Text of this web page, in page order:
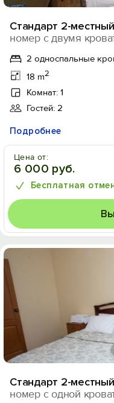
Стандарт 2-
номер с двумя
2 односпальные
18 m2
Комнат: 1
Гостей: 2
Подробнее
Цена от:
6 000 руб.
Бесплатная
Стандарт 2-
номер с одной